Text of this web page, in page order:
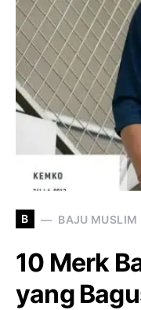
B BAJU MUSLIM
10 Merk
yang